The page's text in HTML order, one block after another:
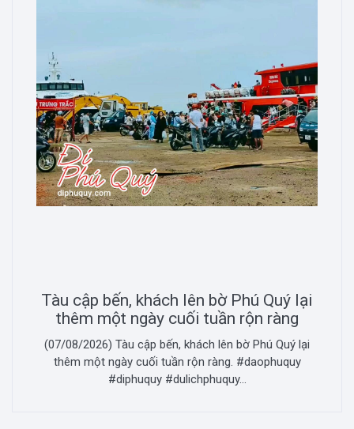
Tàu cập bến, khách lên bờ Phú Quý lại
thêm một ngày cuối tuần rộn ràng
(07/08/2026) Tàu cập bến, khách lên bờ Phú Quý lại
thêm một ngày cuối tuần rộn ràng. #daophuquy
#diphuquy #dulichphuquy...